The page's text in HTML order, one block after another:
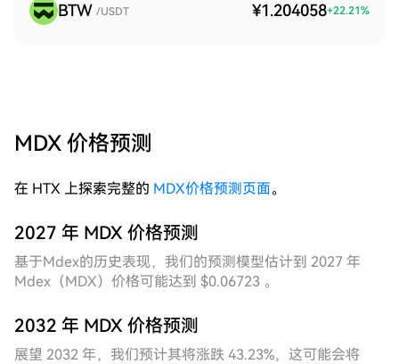
BTW /USDT ¥1.204058+22.21%
MDX 价格预测
在 HTX 上探索完整的 MDX价格预测页面。
2027 年 MDX 价格预测
基于Mdex的历史表现，我们的预测模型估计到 2027 年
Mdex（MDX）价格可能达到 $0.06723 。
2032 年 MDX 价格预测
展望 2032 年，我们预计其将涨跌 43.23%，这可能会将